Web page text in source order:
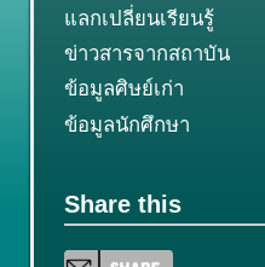
แลกเปลี่ยนเรียนรู้
ข่าวสารจากสถาบัน
ข้อมูลศิษย์เก่า
ข้อมูลนักศึกษา
Share this